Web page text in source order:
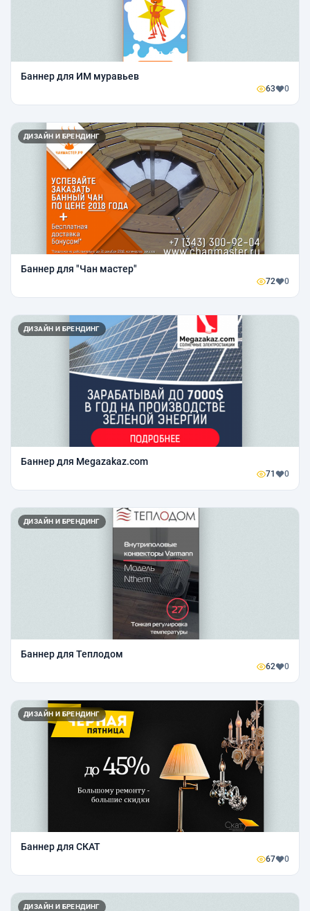
Баннер для ИМ муравьев
63 0
ДИЗАЙН И БРЕНДИНГ
Баннер для "Чан мастер"
72 0
ДИЗАЙН И БРЕНДИНГ
Баннер для Megazakaz.com
71 0
ДИЗАЙН И БРЕНДИНГ
Баннер для Теплодом
62 0
ДИЗАЙН И БРЕНДИНГ
Баннер для СКАТ
67 0
ДИЗАЙН И БРЕНДИНГ